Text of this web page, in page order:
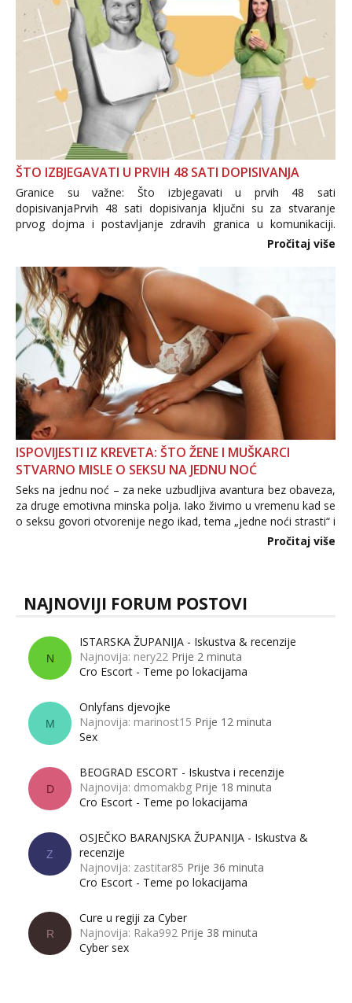
ŠTO IZBJEGAVATI U PRVIH 48 SATI DOPISIVANJA
Granice su važne: Što izbjegavati u prvih 48 sati
dopisivanjaPrvih 48 sati dopisivanja ključni su za stvaranje
prvog dojma i postavljanje zdravih granica u komunikaciji.
Važno je izbjeći prebrzo otkrivanje osobnih ili intimnih
informacija, jer nepoznata osoba još nije zaslužila to
povjerenje. Takođe...
Pročitaj više
ISPOVIJESTI IZ KREVETA: ŠTO ŽENE I MUŠKARCI
STVARNO MISLE O SEKSU NA JEDNU NOĆ
Seks na jednu noć – za neke uzbudljiva avantura bez obaveza,
za druge emotivna minska polja. Iako živimo u vremenu kad se
o seksu govori otvorenije nego ikad, tema „jedne noći strasti“ i
dalje izaziva burne rasprave. Što zapravo misle žene, a što
Pročitaj više
NAJNOVIJI FORUM POSTOVI
N
ISTARSKA ŽUPANIJA - Iskustva & recenzije
Najnovija: nery22 Prije 2 minuta
Cro Escort - Teme po lokacijama
M
Onlyfans djevojke
Najnovija: marinost15 Prije 12 minuta
Sex
D
BEOGRAD ESCORT - Iskustva i recenzije
Najnovija: dmomakbg Prije 18 minuta
Cro Escort - Teme po lokacijama
Z
OSJEČKO BARANJSKA ŽUPANIJA - Iskustva &
recenzije
Najnovija: zastitar85 Prije 36 minuta
Cro Escort - Teme po lokacijama
R
Cure u regiji za Cyber
Najnovija: Raka992 Prije 38 minuta
Cyber sex